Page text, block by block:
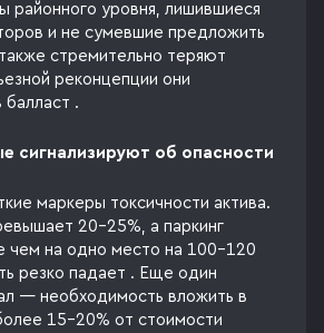
районного уровня, лишившиеся
и не сумевшие предложить
стремительно теряют
реконцепции они
.
сигнализируют об опасности
маркеры токсичности актива.
20-25%, а паркинг
чем на одно место на 100-120
резко падает . Еще один
— необходимость вложить в
15-20% от стоимости